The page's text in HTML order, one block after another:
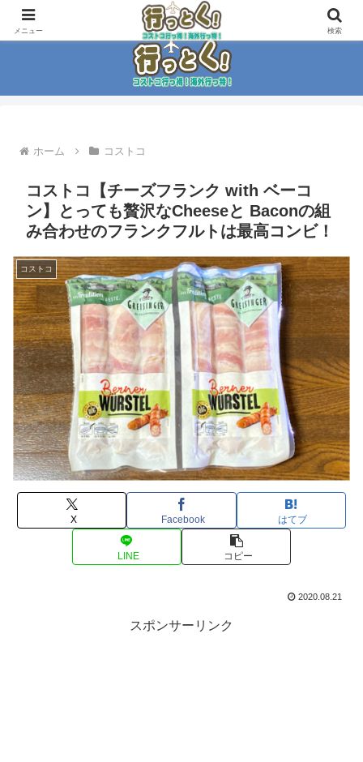
コストコ大好き家族がイチ押商品紹介！！
ホーム コストコ
コストコ【チーズフランク with ベーコ
ン】とっても贅沢なCheeseと Baconの組
み合わせのフランクフルトは最高コンビ！
コストコ
X Facebook はてブ
LINE コピー
2020.08.21
スポンサーリンク
メニュー 検索